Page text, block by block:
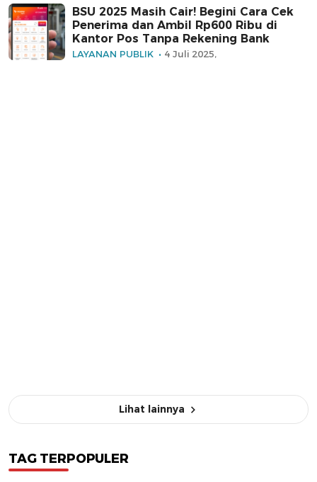
BSU 2025 Masih Cair! Begini Cara Cek
Penerima dan Ambil Rp600 Ribu di
Kantor Pos Tanpa Rekening Bank
LAYANAN PUBLIK 4 Juli 2025,
Lihat lainnya
TAG TERPOPULER